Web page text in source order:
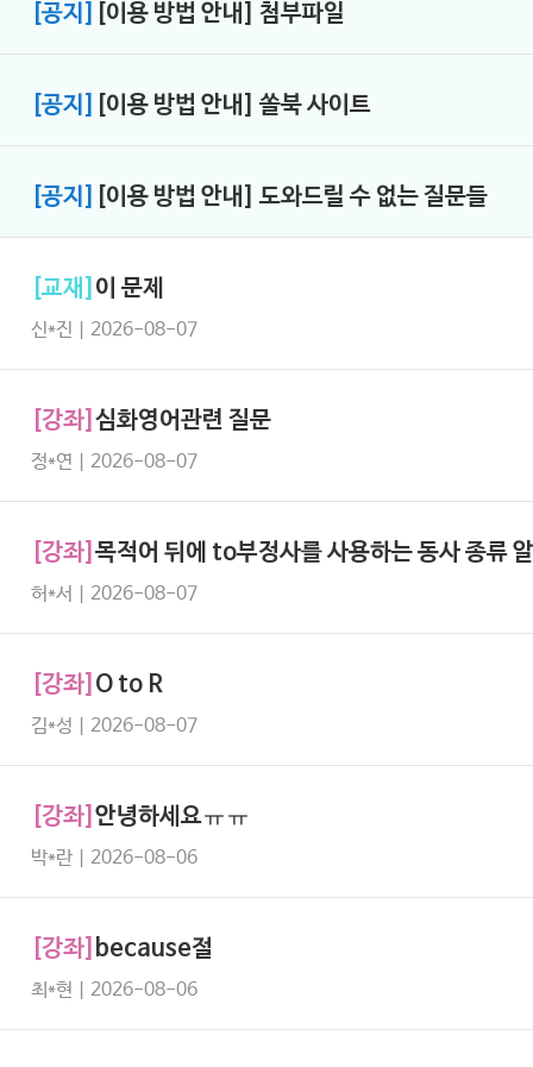
[공지] [이용 방법 안내] 첨부파일
[공지] [이용 방법 안내] 쏠북 사이트
[공지] [이용 방법 안내] 도와드릴 수 없는 질문들
[교재] 이 문제
신*진 | 2026-08-07
[강좌] 심화영어관련 질문
정*연 | 2026-08-07
[강좌] 목적어 뒤에 to부정사를 사용하는 동사 종류
허*서 | 2026-08-07
[강좌] O to R
김*성 | 2026-08-07
[강좌] 안녕하세요ㅠㅠ
박*란 | 2026-08-06
[강좌] because절
최*현 | 2026-08-06